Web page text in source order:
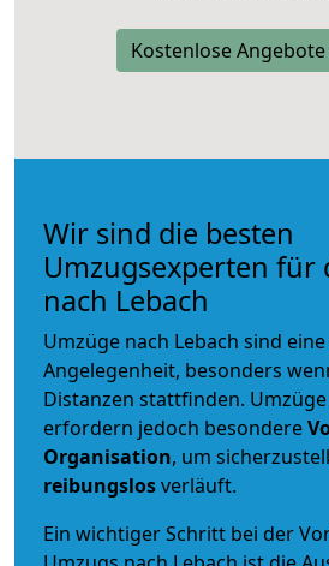
Kostenlose
Wir sind die besten
Umzugsexperten für
nach Lebach
Umzüge nach Lebach sind
Angelegenheit, besonders
Distanzen stattfinden.
erfordern jedoch besondere
Organisation, um
reibungslosverläuft.
Ein wichtiger Schritt bei der